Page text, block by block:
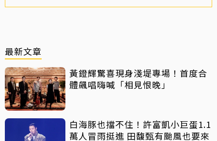
最新文章
黃鐙輝驚喜現身淺堤專場！首度合
體飆唱嗨喊「相見恨晚」
白海豚也擋不住！許富凱小巨蛋1.1
萬人冒雨挺進 田馥甄有颱風也要來